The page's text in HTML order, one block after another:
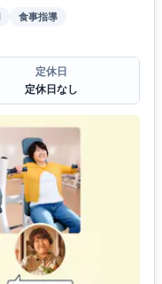
食事指導
定休日
定休日なし